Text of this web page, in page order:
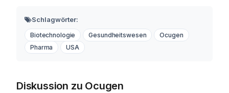
Schlagwörter:
Biotechnologie Gesundheitswesen
Ocugen
Pharma
USA
Diskussion zu Ocugen